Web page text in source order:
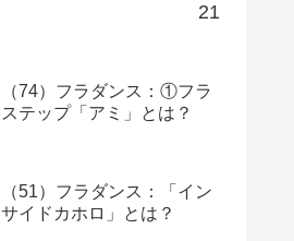
21
（74）フラダンス：①フラ
ステップ「アミ」とは？
（51）フラダンス：「イン
サイドカホロ」とは？